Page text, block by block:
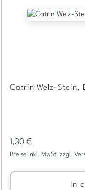
Catrin Welz-Stein,
Regulärer Preis:
1,30 €
Preise inkl. MwSt. zzgl.
In